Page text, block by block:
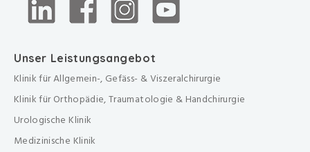
Unser Leistungsangebot
Klinik für Allgemein-, Gefäss- & Viszeralchirurgie
Klinik für Orthopädie, Traumatologie & Handchirurgie
Urologische Klinik
Medizinische Klinik